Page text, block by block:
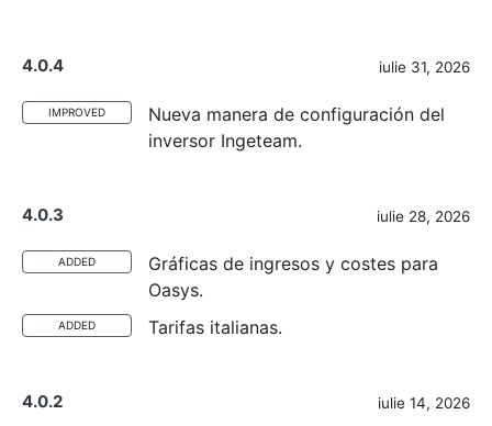
4.0.4 iulie 31, 2026
IMPROVED
Nueva manera de configuración del
inversor Ingeteam.
4.0.3 iulie 28, 2026
ADDED
Gráficas de ingresos y costes para
Oasys.
ADDED Tarifas italianas.
4.0.2 iulie 14, 2026